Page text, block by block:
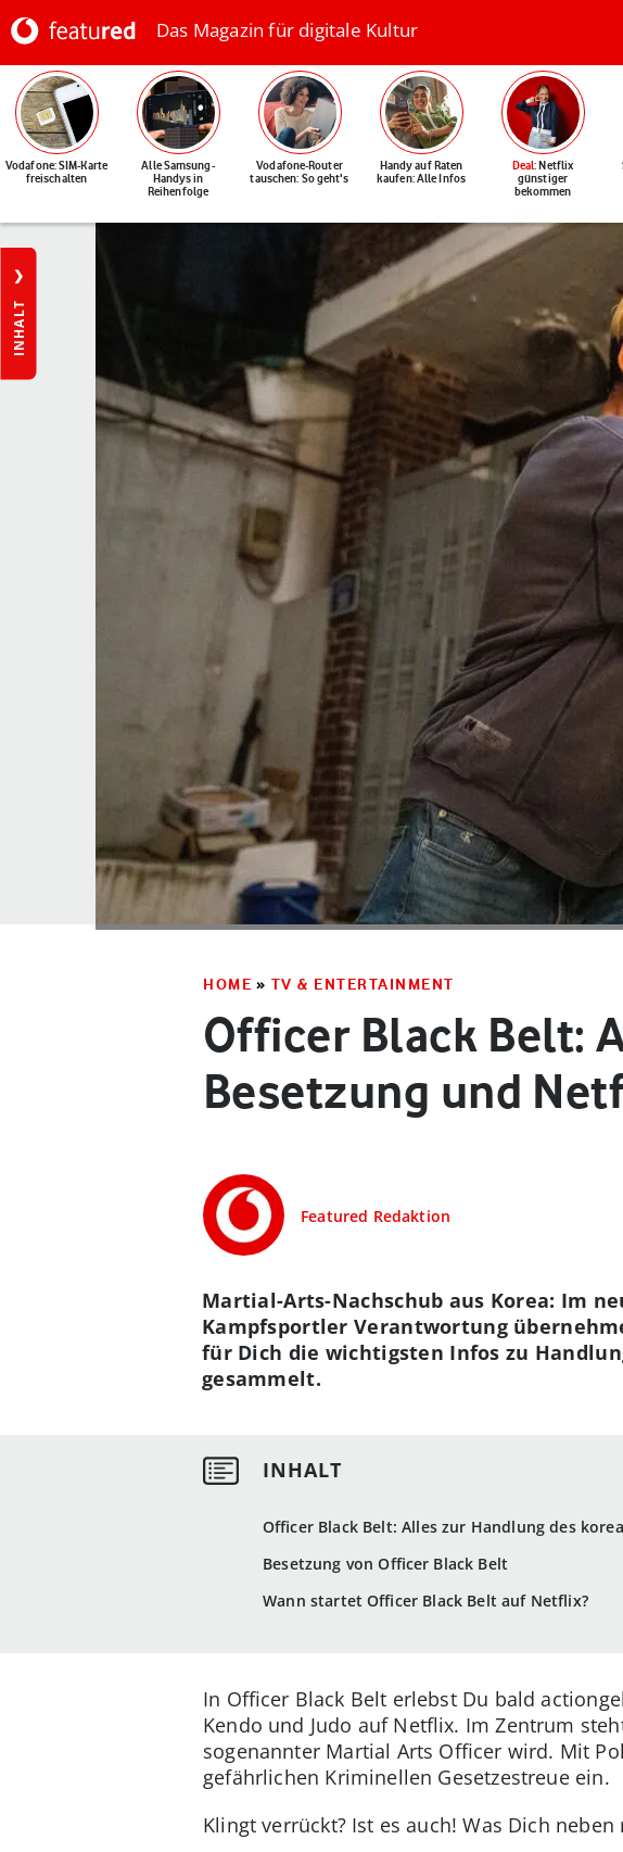
Das Magazin für digitale Kultur
Vodafone: SIM-Karte
freischalten
Alle Samsung-
Handys in
Reihenfolge
Vodafone-Router
tauschen: So geht's
Handy auf Raten
kaufen: Alle Infos
Deal: Netflix
günstiger
bekommen
INHALT
HOME » TV & ENTERTAINMENT
Officer Black Belt:
Besetzung und
Featured Redaktion
Officer Black Belt: Alles zur Handlung des
Besetzung von Officer Black Belt
Wann startet Officer Black Belt auf Netflix?
Martial-Arts-Nachschub aus Korea: Im
Kampfsportler Verantwortung
für Dich die wichtigsten Infos zu
gesammelt.
In Officer Black Belt erlebst Du bald
Kendo und Judo auf Netflix. Im Zentrum
sogenannter Martial Arts Officer wird. Mit
gefährlichen Kriminellen Gesetzestreue ein.
Klingt verrückt? Ist es auch! Was Dich